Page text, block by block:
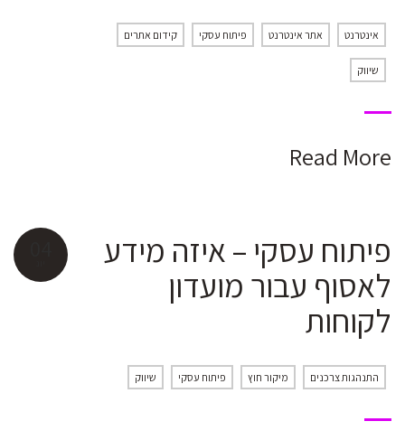
אינטרנט אתר אינטרנט פיתוח עסקי קידום אתרים
שיווק
Read More
פיתוח עסקי – איזה מידע
לאסוף עבור מועדון
לקוחות
התנהגות צרכנים מיקור חוץ פיתוח עסקי שיווק